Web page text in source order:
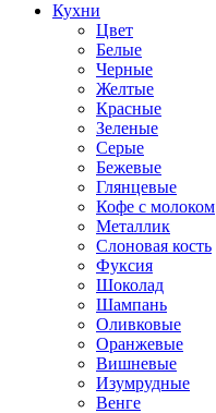
Кухни
Цвет
Белые
Черные
Желтые
Красные
Зеленые
Серые
Бежевые
Глянцевые
Кофе с молоком
Металлик
Слоновая кость
Фуксия
Шоколад
Шампань
Оливковые
Оранжевые
Вишневые
Изумрудные
Венге